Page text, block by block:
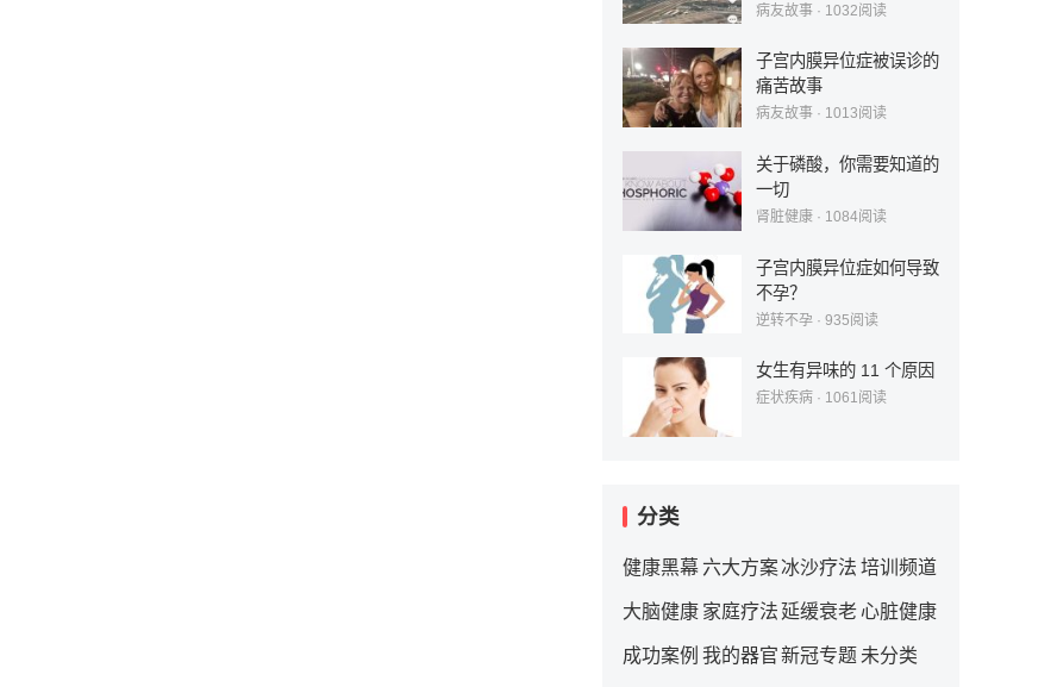
病友故事 · 1032阅读
子宫内膜异位症被误诊的
痛苦故事
病友故事 · 1013阅读
关于磷酸，你需要知道的
一切
肾脏健康 · 1084阅读
子宫内膜异位症如何导致
不孕？
逆转不孕 · 935阅读
女生有异味的 11 个原因
症状疾病 · 1061阅读
分类
健康黑幕 六大方案冰沙疗法 培训频道
大脑健康 家庭疗法 延缓衰老 心脏健康
成功案例 我的器官新冠专题 未分类